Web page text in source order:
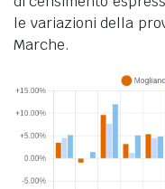
le variazioni della
Marche.